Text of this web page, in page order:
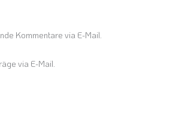
Kommentare via E-Mail.
via E-Mail.